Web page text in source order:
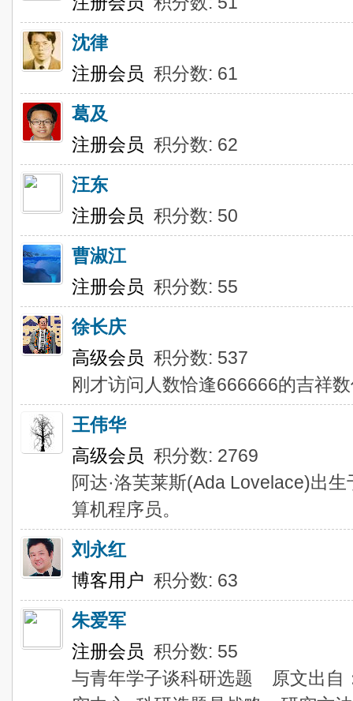
沈律
注册会员 积分数: 61
葛及
注册会员 积分数: 62
汪东
注册会员 积分数: 50
曹淑江
注册会员 积分数: 55
徐长庆
高级会员 积分数: 537
刚才访问人数恰逢666666的吉祥
王伟华
高级会员 积分数: 2769
阿达·洛芙莱斯(Ada Lovelace)出
算机程序员。
刘永红
博客用户 积分数: 63
朱爱军
注册会员 积分数: 55
与青年学子谈科研选题 原文出自